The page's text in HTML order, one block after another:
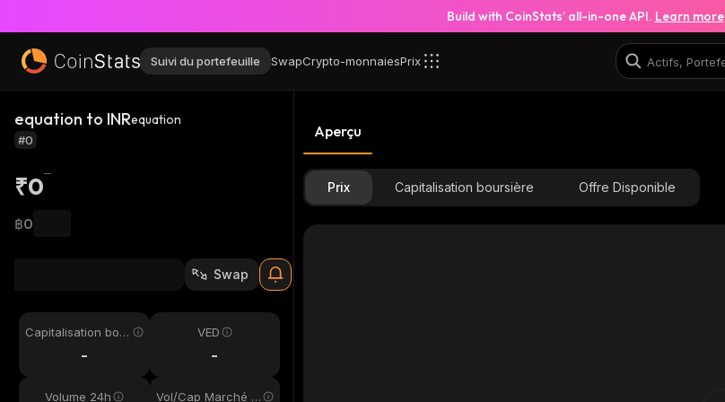
Build with CoinStats’ all-in-one API. Learn more
Suivi du portefeuille SwapCrypto-monnaiesPrix
equation to INRequation
#0
₹0
฿0
Swap
Capitalisation bou
-
VED
-
Volume 24h Vol/Cap Marché 2
Aperçu
Prix Capitalisation boursière Offre Disponible